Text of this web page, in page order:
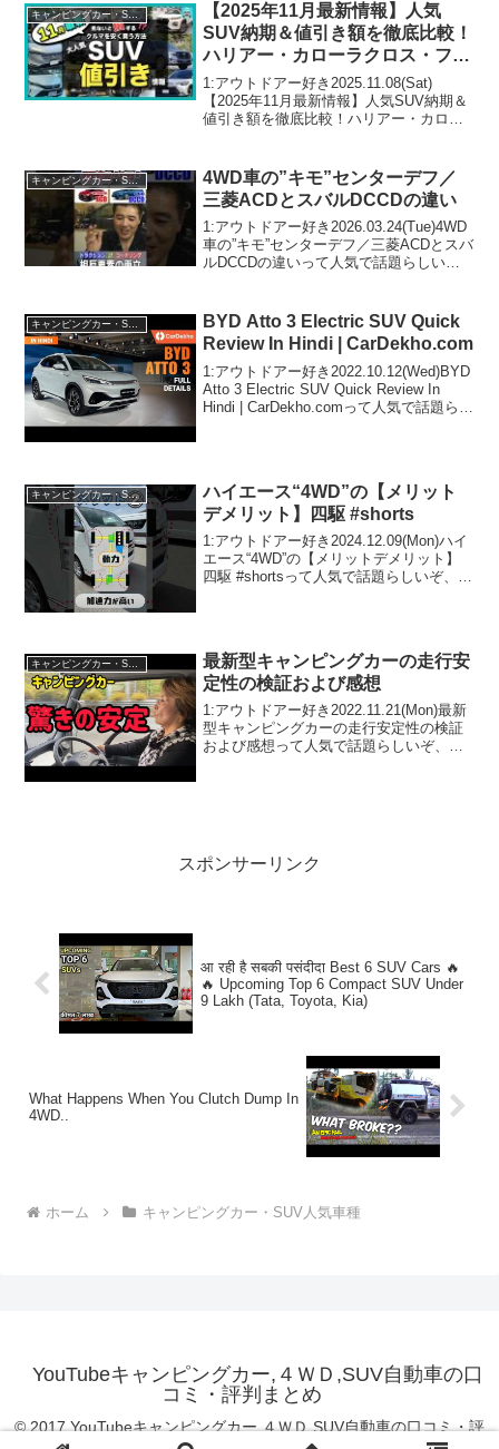
キャンピングカー・SUV人気車種
【2025年11月最新情報】人気
SUV納期＆値引き額を徹底比較！
ハリアー・カローラクロス・フロ
ンクス・ZR-V・エクストレイ
ル・フォレスター・ヴェゼル・ヤ
リスクロス・CX-80・CX-60・
1:アウトドアー好き2025.11.08(Sat)
【2025年11月最新情報】人気SUV納期＆
値引き額を徹底比較！ハリアー・カロー
スクロス・CX-80・CX-60・...
キャンピングカー・SUV人気車種
4WD車の”キモ”センターデフ／
三菱ACDとスバルDCCDの違い
1:アウトドアー好き2026.03.24(Tue)4WD
車の”キモ”センターデフ／三菱ACDとスバ
ルDCCDの違いって人気で話題らしい
3:アウトドアー...
キャンピングカー・SUV人気車種
BYD Atto 3 Electric SUV Quick
Review In Hindi | CarDekho.com
1:アウトドアー好き2022.10.12(Wed)BYD
Atto 3 Electric SUV Quick Review In
Hindi | CarDekho.comって人気で話題らし
キャンピングカー・SUV人気車種
ハイエース“4WD”の【メリット
デメリット】四駆 #shorts
1:アウトドアー好き2024.12.09(Mon)ハイ
エース“4WD”の【メリットデメリット】
四駆 #shortsって人気で話題らしいぞ、見
キャンピングカー・SUV人気車種
最新型キャンピングカーの走行安
定性の検証および感想
1:アウトドアー好き2022.11.21(Mon)最新
型キャンピングカーの走行安定性の検証
および感想って人気で話題らしいぞ、見
スポンサーリンク
आ रही है सबकी पसंदीदा Best 6 SUV Cars 🔥
🔥 Upcoming Top 6 Compact SUV Under
9 Lakh (Tata, Toyota, Kia)
What Happens When You Clutch Dump In
4WD..
ホーム キャンピングカー・SUV人気車種
YouTubeキャンピングカー,４ＷＤ,SUV自動車の口
コミ・評判まとめ
© 2017 YouTubeキャンピングカー,４ＷＤ,SUV自動車の口コミ・評